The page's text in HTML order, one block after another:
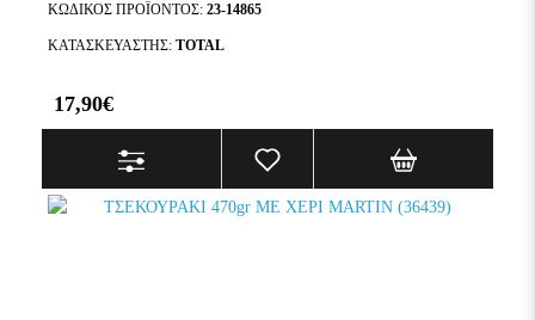
ΚΩΔΙΚΌΣ ΠΡΟΪΌΝΤΟΣ: 23-14865
ΚΑΤΑΣΚΕΥΑΣΤΉΣ: TOTAL
17,90€